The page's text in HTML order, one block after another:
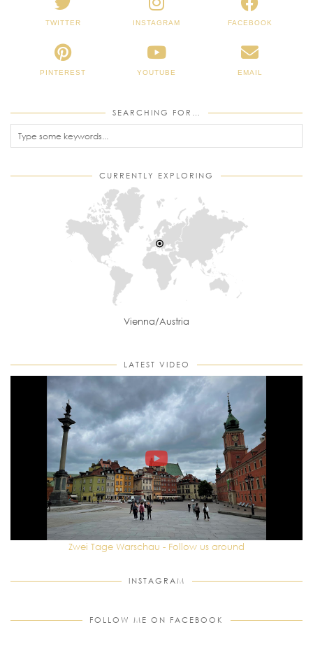
TWITTER INSTAGRAM FACEBOOK
PINTEREST YOUTUBE EMAIL
SEARCHING FOR…
CURRENTLY EXPLORING
Vienna/Austria
LATEST VIDEO
Zwei Tage Warschau - Follow us around
INSTAGRAM
FOLLOW ME ON FACEBOOK